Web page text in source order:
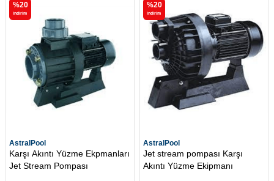
AstralPool
Karşı Akıntı Yüzme Ekpmanları
Jet Stream Pompası
%20
i̇ndirim
AstralPool
Jet stream pompası Karşı
Akıntı Yüzme Ekipmanı
%20
i̇ndirim